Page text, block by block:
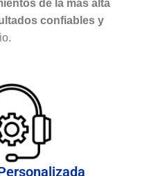
de la más alta
confiables y